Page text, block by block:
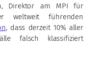
Direktor am MPI für
weltweit führenden
, dass derzeit 10% aller
falsch klassifiziert